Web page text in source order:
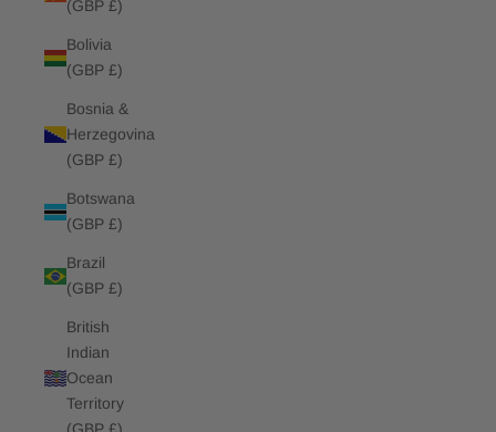
(GBP £)
Bolivia
(GBP £)
Bosnia &
Herzegovina
(GBP £)
Botswana
(GBP £)
Brazil
(GBP £)
British
Indian
Ocean
Territory